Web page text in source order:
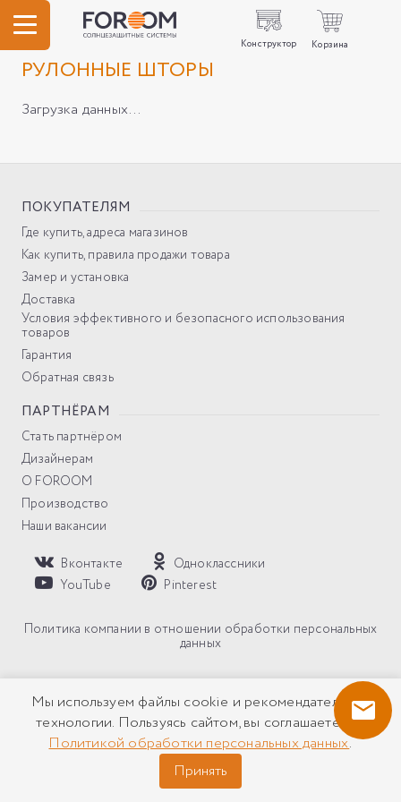
Конструктор Корзина
РУЛОННЫЕ ШТОРЫ
Загрузка данных...
ПОКУПАТЕЛЯМ
Где купить, адреса магазинов
Как купить, правила продажи товара
Замер и установка
Доставка
Условия эффективного и безопасного использования
товаров
Гарантия
Обратная связь
ПАРТНЁРАМ
Стать партнёром
Дизайнерам
О FOROOM
Производство
Наши вакансии
Вконтакте
Одноклассники
YouTube
Pinterest
Политика компании в отношении обработки персональных
данных
Все права защищены © 2026 Солнцезащитные системы
FOROOM ® Копирование и использование материалов без
разрешения правообладателя запрещено!
Мы используем файлы cookie и рекомендательные
технологии. Пользуясь сайтом, вы соглашаетесь с
Политикой обработки персональных данных.
Принять